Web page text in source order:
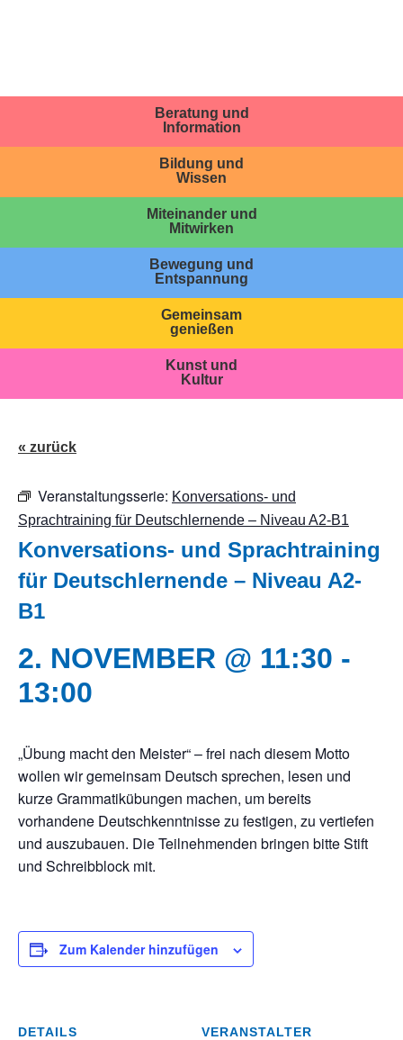
Beratung und
Information
Bildung und
Wissen
Miteinander und
Mitwirken
Bewegung und
Entspannung
Gemeinsam
genießen
Kunst und
Kultur
« zurück
Veranstaltungsserie: Konversations- und
Sprachtraining für Deutschlernende – Niveau A2-B1
Konversations- und Sprachtraining
für Deutschlernende – Niveau A2-
B1
2. NOVEMBER @ 11:30 -
13:00
„Übung macht den Meister“ – frei nach diesem Motto
wollen wir gemeinsam Deutsch sprechen, lesen und
kurze Grammatikübungen machen, um bereits
vorhandene Deutschkenntnisse zu festigen, zu vertiefen
und auszubauen. Die Teilnehmenden bringen bitte Stift
und Schreibblock mit.
Zum Kalender hinzufügen
DETAILS VERANSTALTER